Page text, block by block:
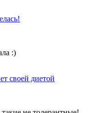
:)
своей диетой